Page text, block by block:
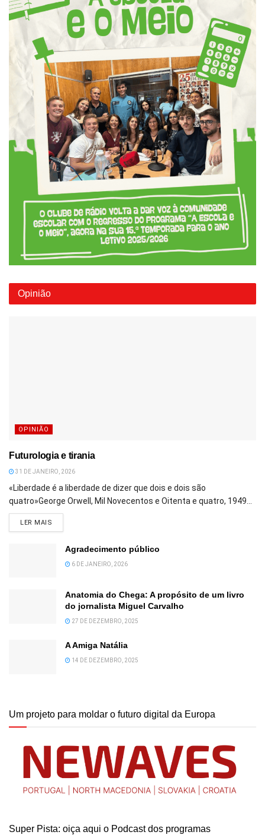
Opinião
OPINIÃO
Futurologia e tirania
31 DE JANEIRO, 2026
«Liberdade é a liberdade de dizer que dois e dois são
quatro»George Orwell, Mil Novecentos e Oitenta e quatro, 1949...
LER MAIS
Agradecimento público
6 DE JANEIRO, 2026
Anatomia do Chega: A propósito de um livro
do jornalista Miguel Carvalho
27 DE DEZEMBRO, 2025
A Amiga Natália
14 DE DEZEMBRO, 2025
Um projeto para moldar o futuro digital da Europa
Super Pista: oiça aqui o Podcast dos programas